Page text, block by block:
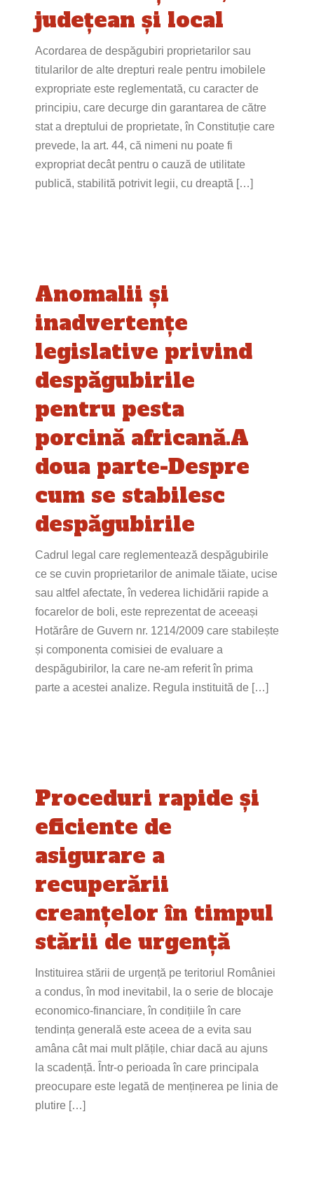
județean și local
Acordarea de despăgubiri proprietarilor sau
titularilor de alte drepturi reale pentru imobilele
expropriate este reglementată, cu caracter de
principiu, care decurge din garantarea de către
stat a dreptului de proprietate, în Constituție care
prevede, la art. 44, că nimeni nu poate fi
expropriat decât pentru o cauză de utilitate
publică, stabilită potrivit legii, cu dreaptă […]
Anomalii și
inadvertențe
legislative privind
despăgubirile
pentru pesta
porcină africană.A
doua parte-Despre
cum se stabilesc
despăgubirile
Cadrul legal care reglementează despăgubirile
ce se cuvin proprietarilor de animale tăiate, ucise
sau altfel afectate, în vederea lichidării rapide a
focarelor de boli, este reprezentat de aceeași
Hotărâre de Guvern nr. 1214/2009 care stabilește
și componenta comisiei de evaluare a
despăgubirilor, la care ne-am referit în prima
parte a acestei analize. Regula instituită de […]
Proceduri rapide și
eficiente de
asigurare a
recuperării
creanțelor în timpul
stării de urgență
Instituirea stării de urgență pe teritoriul României
a condus, în mod inevitabil, la o serie de blocaje
economico-financiare, în condițiile în care
tendința generală este aceea de a evita sau
amâna cât mai mult plățile, chiar dacă au ajuns
la scadență. Într-o perioada în care principala
preocupare este legată de menținerea pe linia de
plutire […]